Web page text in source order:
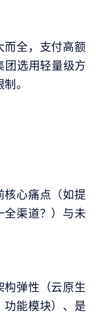
而全，支付高额
团选用轻量级方
。
核心痛点（如提
全渠道？）与未
构弹性（云原生
功能模块）、是